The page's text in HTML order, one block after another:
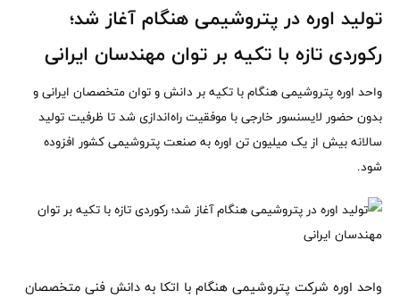
تولید اوره در پتروشیمی هنگام آغاز شد؛
رکوردی تازه با تکیه بر توان مهندسان ایرانی
واحد اوره پتروشیمی هنگام با تکیه بر دانش و توان متخصصان ایرانی و
بدون حضور لایسنسور خارجی با موفقیت راه‌اندازی شد تا ظرفیت تولید
سالانه بیش از یک میلیون تن اوره به صنعت پتروشیمی کشور افزوده
شود.
واحد اوره شرکت پتروشیمی هنگام با اتکا به دانش فنی متخصصان